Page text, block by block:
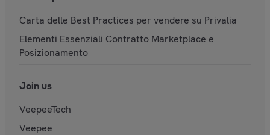
Carta delle Best Practices per vendere su Privalia
Elementi Essenziali Contratto Marketplace e
Posizionamento
Join us
VeepeeTech
Veepee